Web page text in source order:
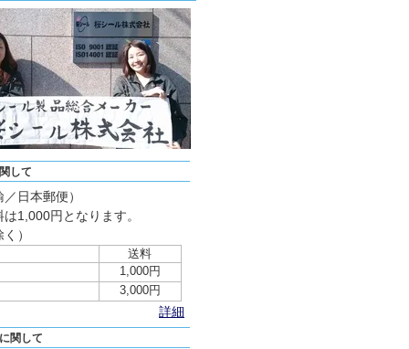
して
日本郵便）
1,000円となります。
）
送料
1,000円
3,000円
詳細
関して